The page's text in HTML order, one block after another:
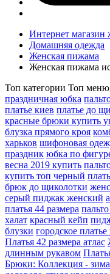
Интернет
Домашняя одежда
Женская пижама
Женская пижама
Топ категории Топ меню
праздничная юбка
платье киев платье до
красные брюки купить
блузка прямого кроя
харьков шифоновая
праздник юбка по
весна 2019 купить
купить топ черный
брюк до щиколотки
серый пиджак женский
платья 44 размера
халат красный кейп
блузки городское платье
Платья 42 размера атлас
длинным рукавом
Брюки: Коллекция -